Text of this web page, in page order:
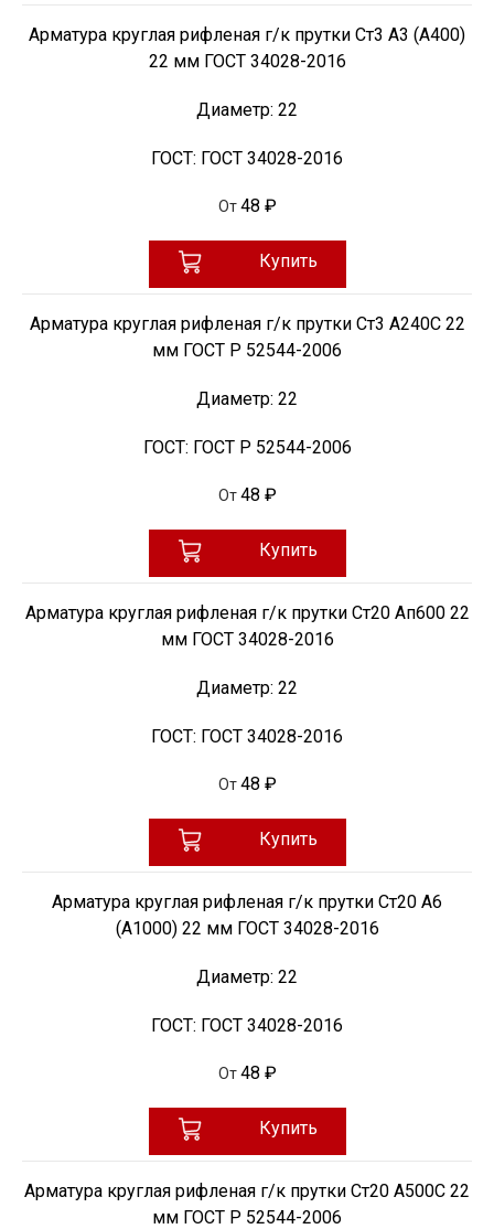
Арматура круглая рифленая г/к прутки Ст3 А3 (А400)
22 мм ГОСТ 34028-2016
Диаметр: 22
ГОСТ: ГОСТ 34028-2016
От 48 ₽
Купить
Арматура круглая рифленая г/к прутки Ст3 А240С 22
мм ГОСТ Р 52544-2006
Диаметр: 22
ГОСТ: ГОСТ Р 52544-2006
От 48 ₽
Купить
Арматура круглая рифленая г/к прутки Ст20 Ап600 22
мм ГОСТ 34028-2016
Диаметр: 22
ГОСТ: ГОСТ 34028-2016
От 48 ₽
Купить
Арматура круглая рифленая г/к прутки Ст20 А6
(А1000) 22 мм ГОСТ 34028-2016
Диаметр: 22
ГОСТ: ГОСТ 34028-2016
От 48 ₽
Купить
Арматура круглая рифленая г/к прутки Ст20 А500С 22
мм ГОСТ Р 52544-2006